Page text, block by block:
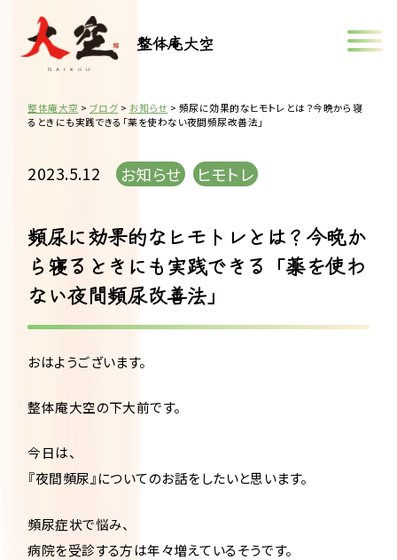
整体庵大空
整体庵大空 > ブログ > お知らせ > 頻尿に効果的なヒモトレとは？今晩から寝
るときにも実践できる「薬を使わない夜間頻尿改善法」
2023.5.12 お知らせ ヒモトレ
頻尿に効果的なヒモトレとは？今晩か
ら寝るときにも実践できる「薬を使わ
ない夜間頻尿改善法」
おはようございます。
整体庵大空の下大前です。
今日は、
『夜間頻尿』についてのお話をしたいと思います。
頻尿症状で悩み、
病院を受診する方は年々増えているそうです。